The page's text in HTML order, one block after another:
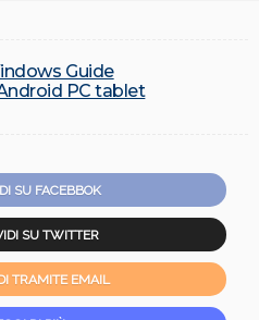
Guide
PC tablet
SU FACEBBOK
SU TWITTER
TRAMITE EMAIL